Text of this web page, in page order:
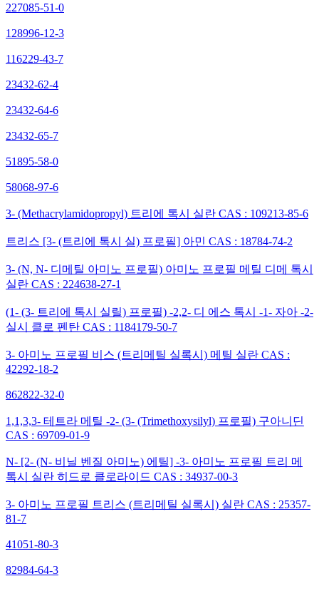
227085-51-0
128996-12-3
116229-43-7
23432-62-4
23432-64-6
23432-65-7
51895-58-0
58068-97-6
3- (Methacrylamidopropyl) 트리에 톡시 실란 CAS : 109213-85-6
트리스 [3- (트리에 톡시 실) 프로필] 아민 CAS : 18784-74-2
3- (N, N- 디메틸 아미노 프로필) 아미노 프로필 메틸 디메 톡시
실란 CAS : 224638-27-1
(1- (3- 트리에 톡시 실릴) 프로필) -2,2- 디 에스 톡시 -1- 자아 -2-
실시 클로 펜탄 CAS : 1184179-50-7
3- 아미노 프로필 비스 (트리메틸 실록시) 메틸 실란 CAS :
42292-18-2
862822-32-0
1,1,3,3- 테트라 메틸 -2- (3- (Trimethoxysilyl) 프로필) 구아니딘
CAS : 69709-01-9
N- [2- (N- 비닐 벤질 아미노) 에틸] -3- 아미노 프로필 트리 메
톡시 실란 히드로 클로라이드 CAS : 34937-00-3
3- 아미노 프로필 트리스 (트리메틸 실록시) 실란 CAS : 25357-
81-7
41051-80-3
82984-64-3